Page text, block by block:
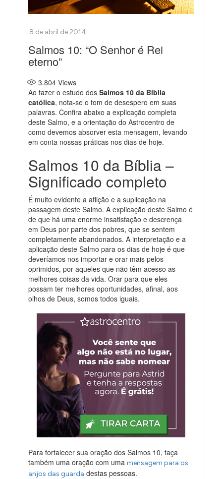
Salmos 10: “O Senhor é Rei
eterno”
3.804 Views
Ao fazer o estudo dosSalmos 10 da Bíblia
católica, nota-se o tom de desespero em suas
palavras. Confira abaixo a explicação completa
deste Salmo, e a orientação do Astrocentro de
como devemos absorver esta mensagem, levando
em conta nossas práticas nos dias de hoje.
Salmos 10 da Bíblia –
Significado completo
É muito evidente a aflição e a suplicação na
passagem deste Salmo. A explicação deste Salmo é
de que há uma enorme insatisfação e descrença
em Deus por parte dos pobres, que se sentem
completamente abandonados. A interpretação e a
aplicação deste Salmo para os dias de hoje é que
deveríamos nos importar e orar mais pelos
oprimidos, por aqueles que não têm acesso as
melhores coisas da vida. Orar para que eles
possam ter melhores oportunidades, afinal, aos
olhos de Deus, somos todos iguais.
Para fortalecer sua oração dos Salmos 10, faça
também uma oração com umamensagem para os
anjos das guarda destas pessoas.